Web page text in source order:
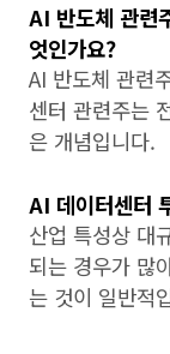
AI 반도체 관련
엇인가요?
AI 반도체 관련
센터 관련주는
은 개념입니다.
AI 데이터센터
산업 특성상 대
되는 경우가 많
는 것이 일반적